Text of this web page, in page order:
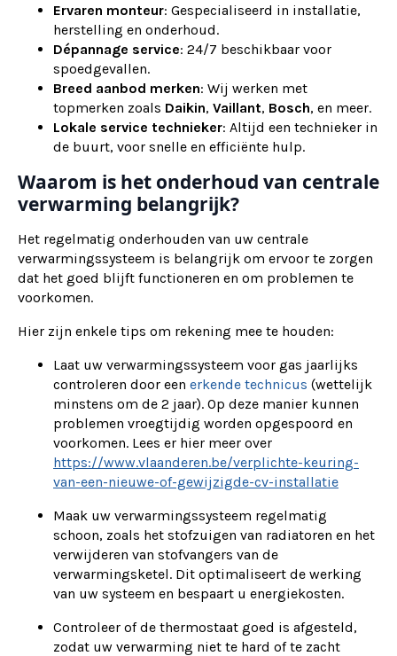
Ervaren monteur: Gespecialiseerd in installatie,
herstelling en onderhoud.
Dépannage service: 24/7 beschikbaar voor
spoedgevallen.
Breed aanbod merken: Wij werken met
topmerken zoals Daikin, Vaillant, Bosch, en meer.
Lokale service technieker: Altijd een technieker in
de buurt, voor snelle en efficiënte hulp.
Waarom is het onderhoud van centrale
verwarming belangrijk?
Het regelmatig onderhouden van uw centrale
verwarmingssysteem is belangrijk om ervoor te zorgen
dat het goed blijft functioneren en om problemen te
voorkomen.
Hier zijn enkele tips om rekening mee te houden:
Laat uw verwarmingssysteem voor gas jaarlijks
controleren door een erkende technicus (wettelijk
minstens om de 2 jaar). Op deze manier kunnen
problemen vroegtijdig worden opgespoord en
voorkomen. Lees er hier meer over
https://www.vlaanderen.be/verplichte-keuring-
van-een-nieuwe-of-gewijzigde-cv-installatie
Maak uw verwarmingssysteem regelmatig
schoon, zoals het stofzuigen van radiatoren en het
verwijderen van stofvangers van de
verwarmingsketel. Dit optimaliseert de werking
van uw systeem en bespaart u energiekosten.
Controleer of de thermostaat goed is afgesteld,
zodat uw verwarming niet te hard of te zacht